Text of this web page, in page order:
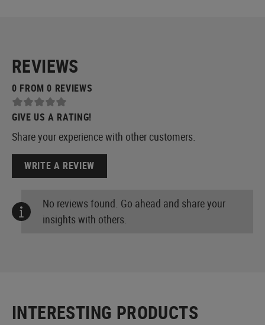
REVIEWS
0 FROM 0 REVIEWS
GIVE US A RATING!
Share your experience with other customers.
WRITE A REVIEW
No reviews found. Go ahead and share your
insights with others.
INTERESTING PRODUCTS